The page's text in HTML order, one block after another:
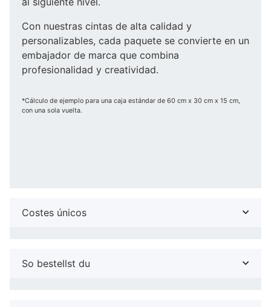
Con nuestras cintas de alta calidad y
personalizables, cada paquete se convierte en un
embajador de marca que combina
profesionalidad y creatividad.
*Cálculo de ejemplo para una caja estándar de 60 cm x 30 cm x 15 cm,
con una sola vuelta.
Costes únicos
So bestellst du